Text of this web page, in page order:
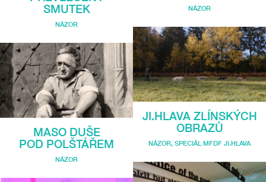
SMUTEK
NÁZOR
MASO DUŠE
POD POLŠTÁŘEM
NÁZOR
NÁZOR
JI.HLAVA ZLÍNSKÝCH
OBRAZŮ
NÁZOR, SPECIÁL MFDF JI.HLAVA